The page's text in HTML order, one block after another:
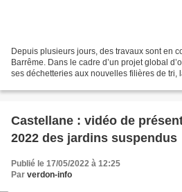
Depuis plusieurs jours, des travaux sont en
Barrême. Dans le cadre d’un projet global
ses déchetteries aux nouvelles filières de tri,
Castellane : vidéo de présentation de l'édition
2022 des jardins suspendus
Publié le 17/05/2022 à 12:25
Par verdon-info